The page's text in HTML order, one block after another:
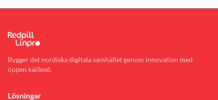
Bygger det nordiska digitala samhället genom innovation med
öppen källkod.
Lösningar